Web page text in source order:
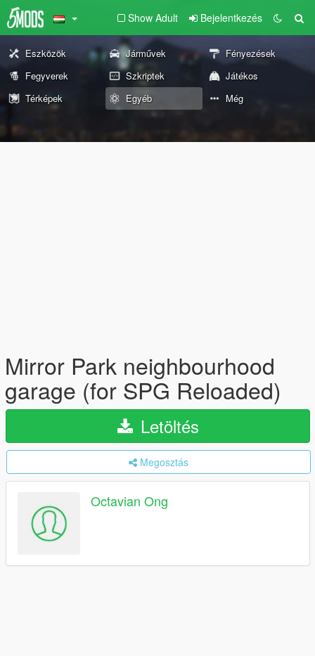
Show Adult Bejelentkezés
Eszközök Járművek
Fényezések
Fegyverek
Szkriptek
Játékos
Térképek
Egyéb Még
Mirror Park neighbourhood
garage (for SPG Reloaded)
Letöltés
Megosztás
Octavian Ong